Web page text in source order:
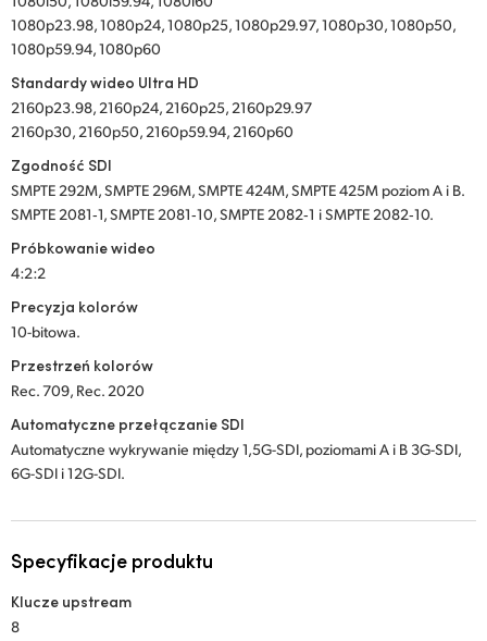
1080p23.98, 1080p24, 1080p25, 1080p29.97, 1080p30, 1080p50,
1080p59.94, 1080p60
Standardy wideo Ultra HD
2160p23.98, 2160p24, 2160p25, 2160p29.97
2160p30, 2160p50, 2160p59.94, 2160p60
Zgodność SDI
SMPTE 292M, SMPTE 296M, SMPTE 424M, SMPTE 425M poziom A i B.
SMPTE 2081‑1, SMPTE 2081‑10, SMPTE 2082‑1 i SMPTE 2082‑10.
Próbkowanie wideo
4:2:2
Precyzja kolorów
10-bitowa.
Przestrzeń kolorów
Rec. 709, Rec. 2020
Automatyczne przełączanie SDI
Automatyczne wykrywanie między 1,5G-SDI, poziomami A i B 3G-SDI,
6G-SDI i 12G-SDI.
Specyfikacje produktu
Klucze upstream
8